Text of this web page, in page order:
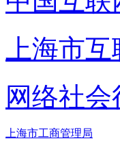
上海市互
网络社会
上海市工商管理局